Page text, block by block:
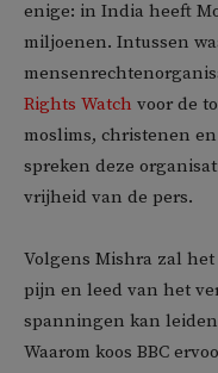
enige: in India heeft
miljoenen. Intussen
Rights Watch voor de
moslims, christenen
spreken deze
vrijheid van de pers.
Volgens Mishra zal
pijn en leed van het
spanningen kan
Waarom koos BBC